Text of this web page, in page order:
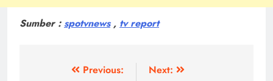
Sumber : spotvnews, tv report
Previous:
Next: